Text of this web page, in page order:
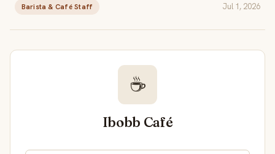
Barista & Café Staff Jul 1, 2026
☕
Ibobb Café